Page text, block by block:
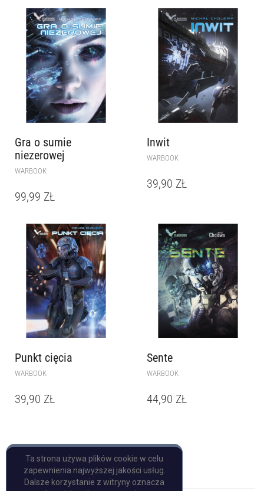
Gra o sumie
niezerowej
WARBOOK
99,99 ZŁ
Inwit
WARBOOK
39,90 ZŁ
Punkt cięcia
WARBOOK
39,90 ZŁ
Sente
WARBOOK
44,90 ZŁ
Ta strona używa plików cookie w celu
zapewnienia najwyższej jakości usług.
Dalsze korzystanie z witryny oznacza